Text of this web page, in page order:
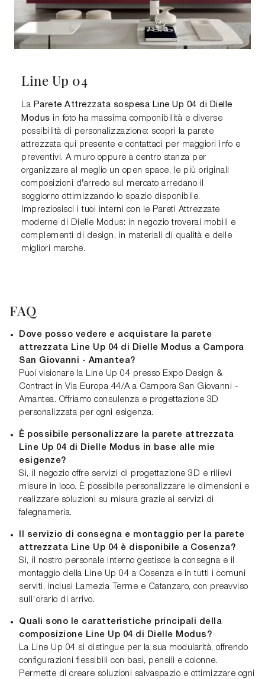
Line Up 04
La Parete Attrezzata sospesa Line Up 04 di Dielle
Modus in foto ha massima componibilità e diverse
possibilità di personalizzazione: scopri la parete
attrezzata qui presente e contattaci per maggiori info e
preventivi. A muro oppure a centro stanza per
organizzare al meglio un open space, le più originali
composizioni d’arredo sul mercato arredano il
soggiorno ottimizzando lo spazio disponibile.
Impreziosisci i tuoi interni con le Pareti Attrezzate
moderne di Dielle Modus: in negozio troverai mobili e
complementi di design, in materiali di qualità e delle
migliori marche.
FAQ
Dove posso vedere e acquistare la parete
attrezzata Line Up 04 di Dielle Modus a Campora
San Giovanni - Amantea?
Puoi visionare la Line Up 04 presso Expo Design &
Contract in Via Europa 44/A a Campora San Giovanni -
Amantea. Offriamo consulenza e progettazione 3D
personalizzata per ogni esigenza.
È possibile personalizzare la parete attrezzata
Line Up 04 di Dielle Modus in base alle mie
esigenze?
Sì, il negozio offre servizi di progettazione 3D e rilievi
misure in loco. È possibile personalizzare le dimensioni e
realizzare soluzioni su misura grazie ai servizi di
falegnameria.
Il servizio di consegna e montaggio per la parete
attrezzata Line Up 04 è disponibile a Cosenza?
Sì, il nostro personale interno gestisce la consegna e il
montaggio della Line Up 04 a Cosenza e in tutti i comuni
serviti, inclusi Lamezia Terme e Catanzaro, con preavviso
sull'orario di arrivo.
Quali sono le caratteristiche principali della
composizione Line Up 04 di Dielle Modus?
La Line Up 04 si distingue per la sua modularità, offrendo
configurazioni flessibili con basi, pensili e colonne.
Permette di creare soluzioni salvaspazio e ottimizzare ogni